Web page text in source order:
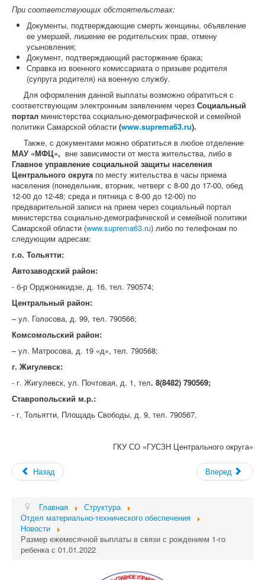
При соответствующих обстоятельствах:
Документы, подтверждающие смерть женщины, объявление
ее умершей, лишение ее родительских прав, отмену
усыновления;
Документ, подтверждающий расторжение брака;
Справка из военного комиссариата о призыве родителя
(супруга родителя) на военную службу.
Для оформления данной выплаты возможно обратиться с
соответствующим электронным заявлением через Социальный
портал министерства социально-демографической и семейной
политики Самарской области (www.suprema63.ru).
Также, с документами можно обратиться в любое отделение
МАУ «МФЦ», вне зависимости от места жительства, либо в
Главное управление социальной защиты населения
Центрального округапо месту жительства в часы приема
населения (понедельник, вторник, четверг с 8-00 до 17-00, обед
12-00 до 12-48; среда и пятница с 8-00 до 12-00) по
предварительной записи на прием через социальный портал
министерства социально-демографической и семейной политики
Самарской области (www.suprema63.ru) либо по телефонам по
следующим адресам:
г.о. Тольятти:
Автозаводский район:
- б-р Орджоникидзе, д. 16, тел. 790574;
Центральный район:
– ул. Голосова, д. 99, тел. 790566;
Комсомольский район:
– ул. Матросова, д. 19 «д», тел. 790568;
г. Жигулевск:
- г. Жигулевск, ул. Почтовая, д. 1, тел. 8(8482) 790569;
Ставропольский м.р.:
- г. Тольятти, Площадь Свободы, д. 9, тел. 790567.
ГКУ СО «ГУСЗН Центрального округа»
Назад Вперед
Главная
Структура
Отдел материально-технического обеспечения
Новости
Размер ежемесячной выплаты в связи с рождением 1-го
ребенка с 01.01.2022